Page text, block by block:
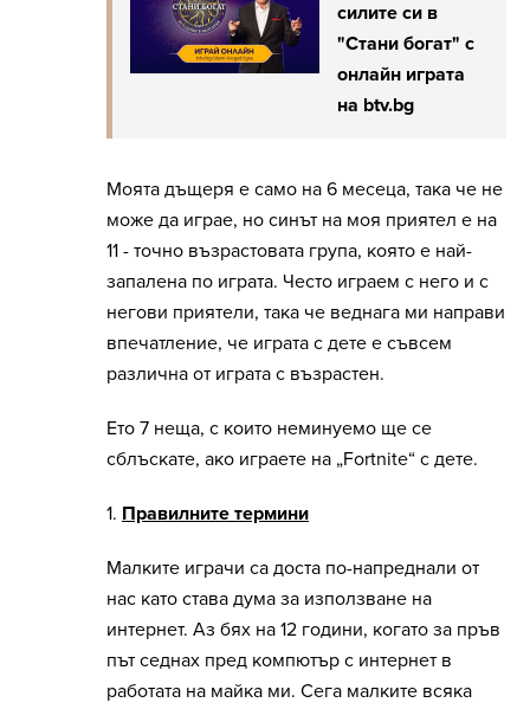
силите си в
"Стани богат" с
онлайн играта
на btv.bg
Моята дъщеря е само на 6 месеца, така че не
може да играе, но синът на моя приятел е на
11 - точно възрастовата група, която е най-
запалена по играта. Често играем с него и с
негови приятели, така че веднага ми направи
впечатление, че играта с дете е съвсем
различна от играта с възрастен.
Ето 7 неща, с които неминуемо ще се
сблъскате, ако играете на „Fortnite“ с дете.
1. Правилните термини
Малките играчи са доста по-напреднали от
нас като става дума за използване на
интернет. Аз бях на 12 години, когато за пръв
път седнах пред компютър с интернет в
работата на майка ми. Сега малките всяка